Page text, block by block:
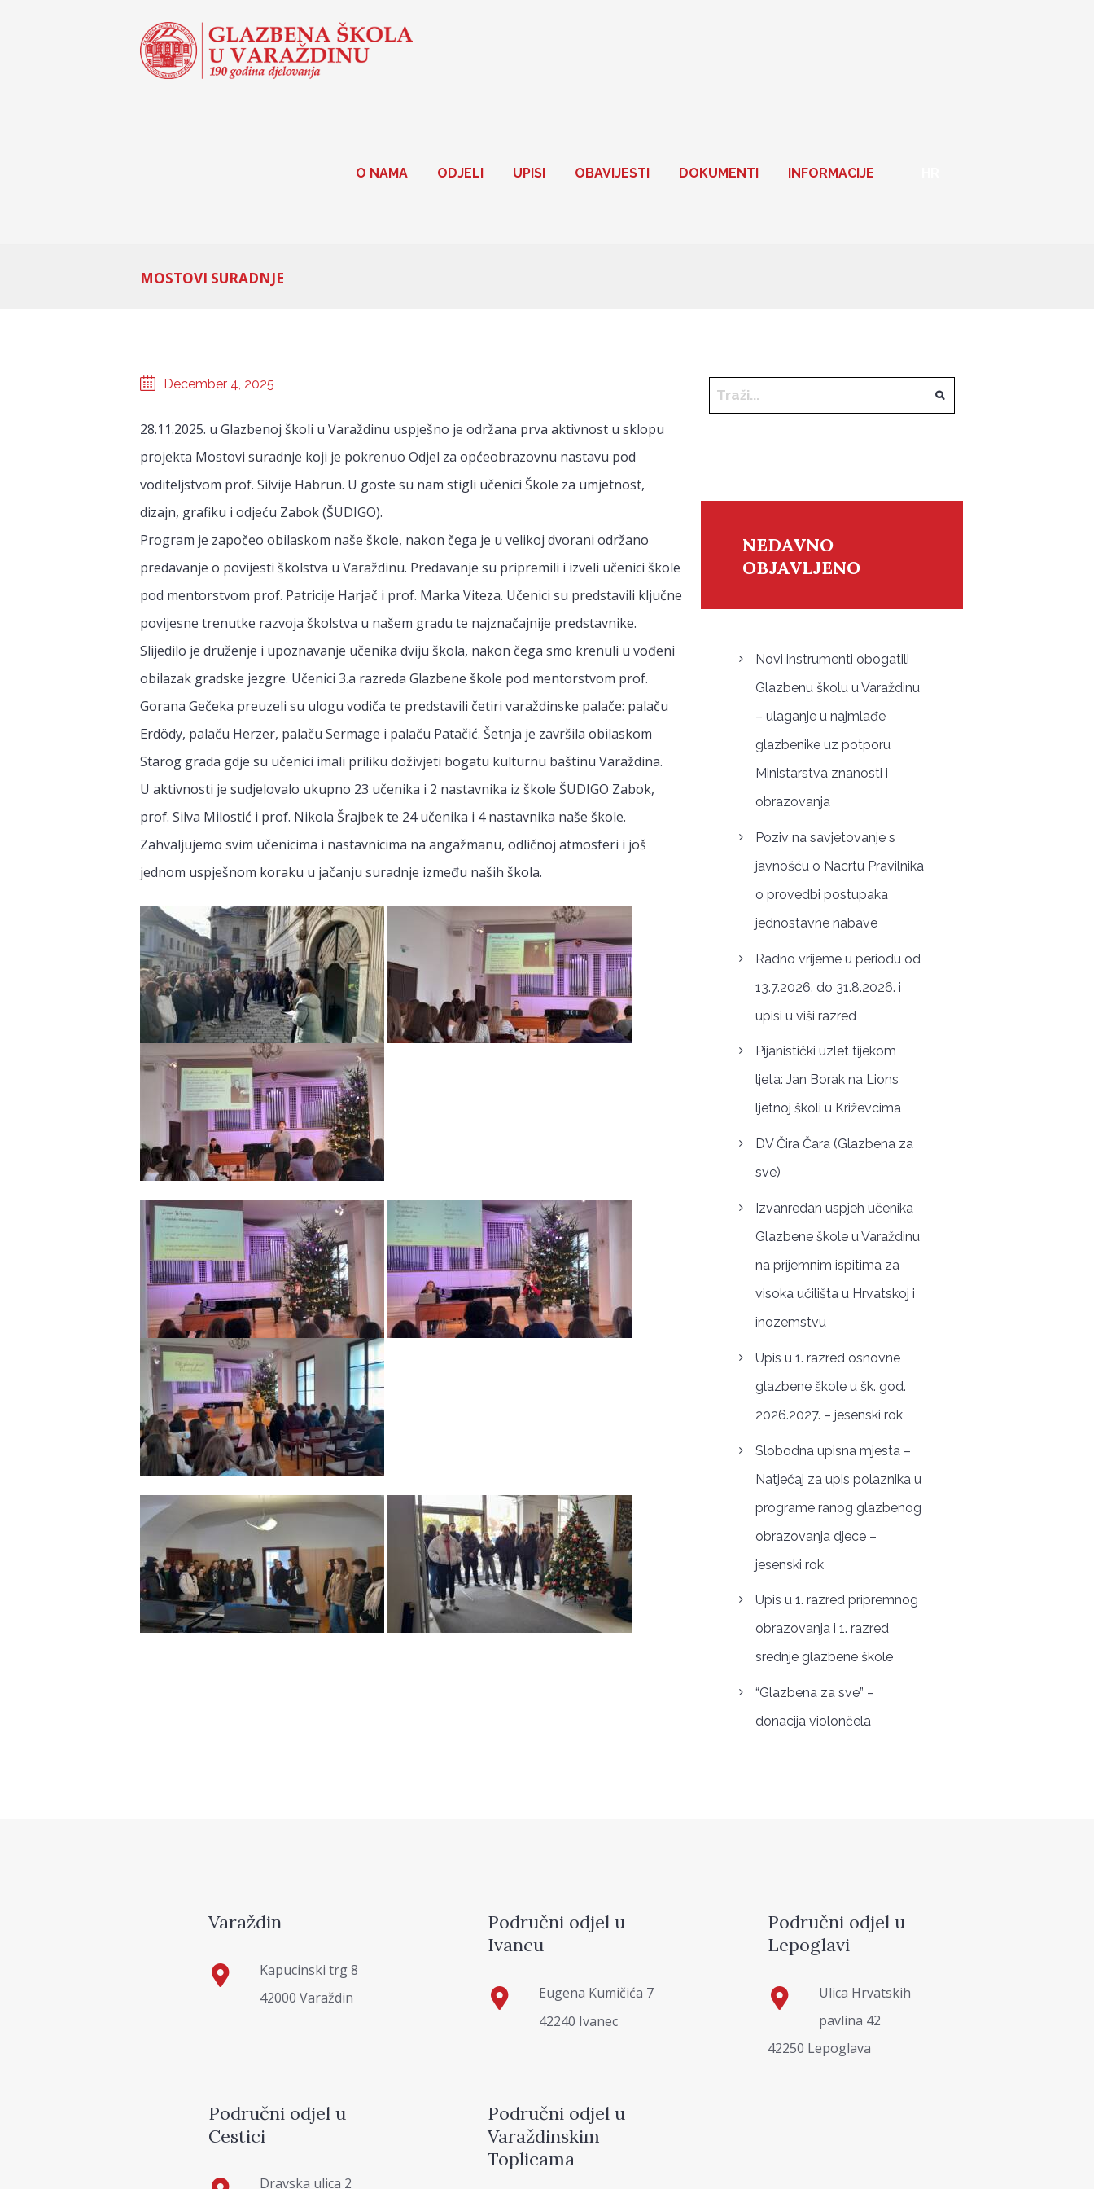
O NAMA ODJELI UPISI OBAVIJESTI DOKUMENTI INFORMACIJE
MOSTOVI SURADNJE
December 4, 2025
28.11.2025. u Glazbenoj školi u Varaždinu uspješno je održana prva aktivnost u sklopu
projekta Mostovi suradnje koji je pokrenuo Odjel za općeobrazovnu nastavu pod
voditeljstvom prof. Silvije Habrun. U goste su nam stigli učenici Škole za umjetnost,
dizajn, grafiku i odjeću Zabok (ŠUDIGO).
Program je započeo obilaskom naše škole, nakon čega je u velikoj dvorani održano
predavanje o povijesti školstva u Varaždinu. Predavanje su pripremili i izveli učenici škole
pod mentorstvom prof. Patricije Harjač i prof. Marka Viteza. Učenici su predstavili ključne
povijesne trenutke razvoja školstva u našem gradu te najznačajnije predstavnike.
Slijedilo je druženje i upoznavanje učenika dviju škola, nakon čega smo krenuli u vođeni
obilazak gradske jezgre. Učenici 3.a razreda Glazbene škole pod mentorstvom prof.
Gorana Gečeka preuzeli su ulogu vodiča te predstavili četiri varaždinske palače: palaču
Erdödy, palaču Herzer, palaču Sermage i palaču Patačić. Šetnja je završila obilaskom
Starog grada gdje su učenici imali priliku doživjeti bogatu kulturnu baštinu Varaždina.
U aktivnosti je sudjelovalo ukupno 23 učenika i 2 nastavnika iz škole ŠUDIGO Zabok,
prof. Silva Milostić i prof. Nikola Šrajbek te 24 učenika i 4 nastavnika naše škole.
Zahvaljujemo svim učenicima i nastavnicima na angažmanu, odličnoj atmosferi i još
jednom uspješnom koraku u jačanju suradnje između naših škola.
NEDAVNO
OBJAVLJENO
Novi instrumenti obogatili
Glazbenu školu u Varaždinu
– ulaganje u najmlađe
glazbenike uz potporu
Ministarstva znanosti i
obrazovanja
Poziv na savjetovanje s
javnošću o Nacrtu Pravilnika
o provedbi postupaka
jednostavne nabave
Radno vrijeme u periodu od
13.7.2026. do 31.8.2026. i
upisi u viši razred
Pijanistički uzlet tijekom
ljeta: Jan Borak na Lions
ljetnoj školi u Križevcima
DV Čira Čara (Glazbena za
sve)
Izvanredan uspjeh učenika
Glazbene škole u Varaždinu
na prijemnim ispitima za
visoka učilišta u Hrvatskoj i
inozemstvu
Upis u 1. razred osnovne
glazbene škole u šk. god.
2026.2027. – jesenski rok
Slobodna upisna mjesta –
Natječaj za upis polaznika u
programe ranog glazbenog
obrazovanja djece –
jesenski rok
Upis u 1. razred pripremnog
obrazovanja i 1. razred
srednje glazbene škole
“Glazbena za sve” –
donacija violončela
Varaždin
Kapucinski trg 8
42000 Varaždin
Područni odjel u
Ivancu
Eugena Kumičića 7
42240 Ivanec
Područni odjel u
Lepoglavi
Ulica Hrvatskih
pavlina 42
42250 Lepoglava
Područni odjel u
Cestici
Dravska ulica 2
Područni odjel u
Varaždinskim
Toplicama